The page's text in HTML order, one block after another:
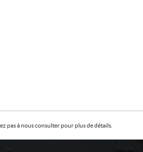
pas à nous consulter pour plus de détails.